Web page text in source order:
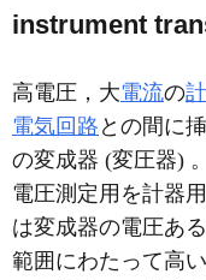
instrument
高電圧，大電流の
電気回路 との間に
の変成器 (変圧器)
電圧測定用を計器
は変成器の電圧あ
範囲にわたって高